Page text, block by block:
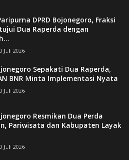
DPRD Bojonegoro, Fraksi
Dua Raperda dengan
Juli 2026
Sepakati Dua Raperda,
BNR Minta Implementasi Nyata
Juli 2026
Resmikan Dua Perda
Pariwisata dan Kabupaten Layak
Juli 2026